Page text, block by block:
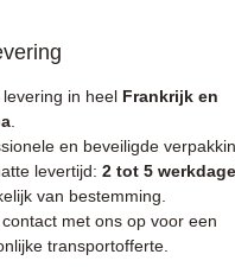
levering in heel Frankrijk en
en beveiligde
levertijd: 2 tot 5
van bestemming.
met ons op voor een
transportofferte.